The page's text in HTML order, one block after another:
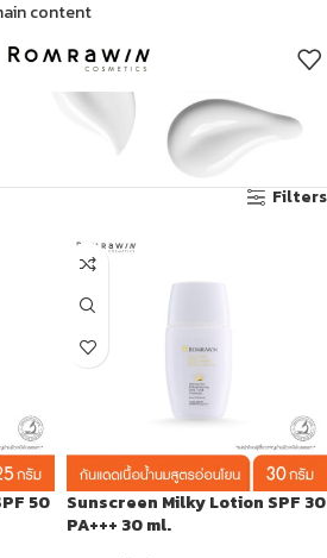
content
Filters
50
Sunscreen Milky Lotion SPF 30
PA+++ 30 ml.